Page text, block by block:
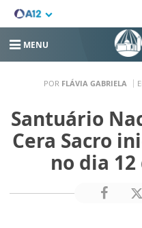
MENU
POR FLÁVIA GABRIELA
Santuário
Cera Sacro
no dia